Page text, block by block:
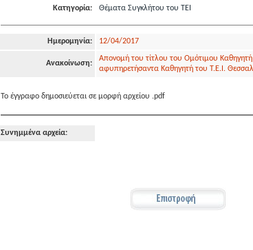
Κατηγορία: Θέματα Συγκλήτου του ΤΕΙ
Ημερομηνία: 12/04/2017
Ανακοίνωση:
Απονομή του τίτλου του Ομότιμου Καθηγητή
αφυπηρετήσαντα Καθηγητή του Τ.Ε.Ι.
Το έγγραφο δημοσιεύεται σε μορφή αρχείου .pdf
Συνημμένα αρχεία: